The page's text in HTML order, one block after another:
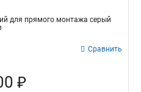
для прямого монтажа серый
Сравнить
₽